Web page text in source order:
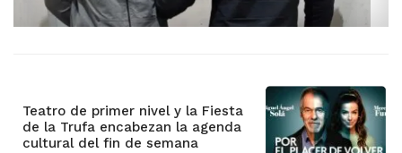
Teatro de primer nivel y la Fiesta
de la Trufa encabezan la agenda
cultural del fin de semana